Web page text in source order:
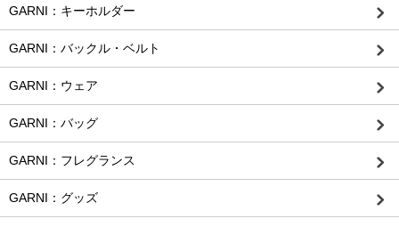
GARNI：キーホルダー
GARNI：バックル・ベルト
GARNI：ウェア
GARNI：バッグ
GARNI：フレグランス
GARNI：グッズ